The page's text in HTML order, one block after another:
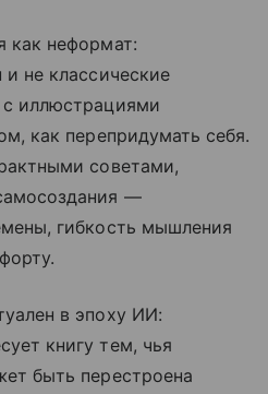
как неформат:
не классические
иллюстрациями
как перепридумать себя.
советами,
—
гибкость мышления
в эпоху ИИ:
книгу тем, чья
быть перестроена